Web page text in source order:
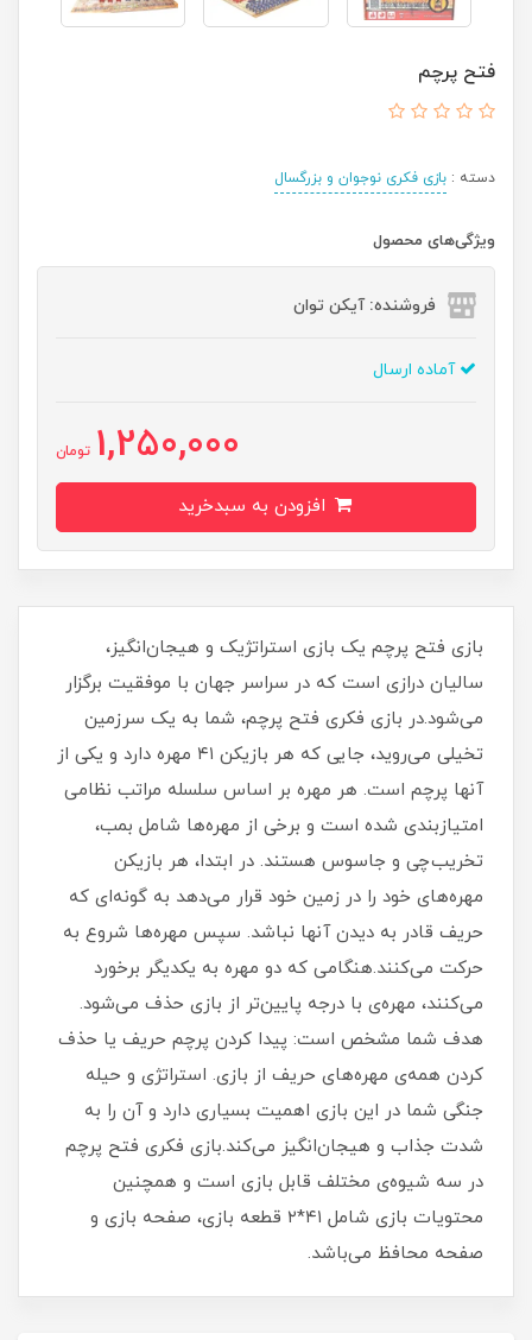
فتح پرچم
دسته : بازی فکری نوجوان و بزرگسال
ویژگی‌های محصول
فروشنده: آیکن توان
آماده ارسال
1,250,000 تومان
بازی فتح پرچم یک بازی استراتژیک و هیجان‌انگیز،
سالیان درازی است که در سراسر جهان با موفقیت برگزار
می‌شود.در بازی فکری فتح پرچم، شما به یک سرزمین
تخیلی می‌روید، جایی که هر بازیکن ۴۱ مهره دارد و یکی از
آنها پرچم است. هر مهره بر اساس سلسله مراتب نظامی
امتیازبندی شده است و برخی از مهره‌ها شامل بمب،
تخریب‌چی و جاسوس هستند. در ابتدا، هر بازیکن
مهره‌های خود را در زمین خود قرار می‌دهد به گونه‌ای که
حریف قادر به دیدن آنها نباشد. سپس مهره‌ها شروع به
حرکت می‌کنند.هنگامی که دو مهره به یکدیگر برخورد
می‌کنند، مهره‌ی با درجه پایین‌تر از بازی حذف می‌شود.
هدف شما مشخص است: پیدا کردن پرچم حریف یا حذف
کردن همه‌ی مهره‌های حریف از بازی. استراتژی و حیله
جنگی شما در این بازی اهمیت بسیاری دارد و آن را به
شدت جذاب و هیجان‌انگیز می‌کند.بازی فکری فتح پرچم
در سه شیوه‌ی مختلف قابل بازی است و همچنین
محتویات بازی شامل ۴۱*۲ قطعه بازی، صفحه بازی و
صفحه محافظ می‌باشد.